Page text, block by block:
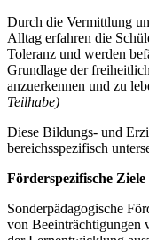
Durch die Vermittlung
Alltag erfahren die
Toleranz und werden
Grundlage der
anzuerkennen und zu
Teilhabe)
Diese Bildungs- und
bereichsspezifisch
Förderspezifische Ziele
Sonderpädagogische
von Beeinträchtigungen